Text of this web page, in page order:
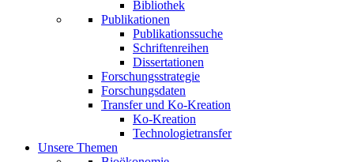
Bibliothek
Publikationen
Publikationssuche
Schriftenreihen
Dissertationen
Forschungsstrategie
Forschungsdaten
Transfer und Ko-Kreation
Ko-Kreation
Technologietransfer
Unsere Themen